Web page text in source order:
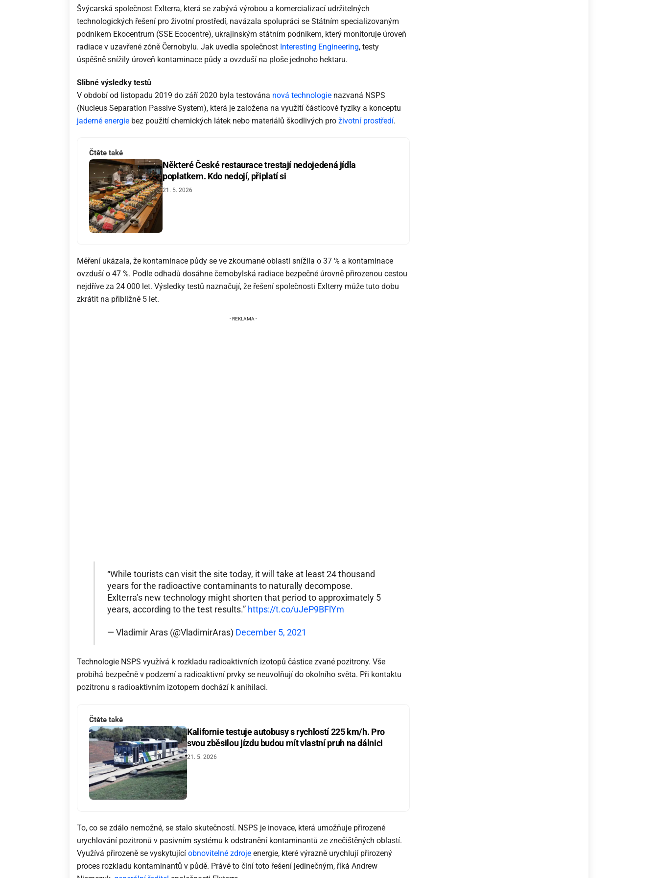
Švýcarská společnost Exlterra, která se zabývá výrobou a komercializací udržitelných
technologických řešení pro životní prostředí, navázala spolupráci se Státním specializovaným
podnikem Ekocentrum (SSE Ecocentre), ukrajinským státním podnikem, který monitoruje úroveň
radiace v uzavřené zóně Černobylu. Jak uvedla společnost Interesting Engineering, testy
úspěšně snížily úroveň kontaminace půdy a ovzduší na ploše jednoho hektaru.
Slibné výsledky testů
V období od listopadu 2019 do září 2020 byla testována nová technologie nazvaná NSPS
(Nucleus Separation Passive System), která je založena na využití částicové fyziky a konceptu
jaderné energie bez použití chemických látek nebo materiálů škodlivých pro životní prostředí.
Čtěte také
Některé České restaurace trestají nedojedená jídla
poplatkem. Kdo nedojí, připlatí si
21. 5. 2026
Měření ukázala, že kontaminace půdy se ve zkoumané oblasti snížila o 37 % a kontaminace
ovzduší o 47 %. Podle odhadů dosáhne černobylská radiace bezpečné úrovně přirozenou cestou
nejdříve za 24 000 let. Výsledky testů naznačují, že řešení společnosti Exlterry může tuto dobu
zkrátit na přibližně 5 let.
“While tourists can visit the site today, it will take at least 24 thousand
years for the radioactive contaminants to naturally decompose.
Exlterra’s new technology might shorten that period to approximately 5
years, according to the test results.” https://t.co/uJeP9BFlYm
— Vladimir Aras (@VladimirAras) December 5, 2021
Technologie NSPS využívá k rozkladu radioaktivních izotopů částice zvané pozitrony. Vše
probíhá bezpečně v podzemí a radioaktivní prvky se neuvolňují do okolního světa. Při kontaktu
pozitronu s radioaktivním izotopem dochází k anihilaci.
Čtěte také
Kalifornie testuje autobusy s rychlostí 225 km/h. Pro
svou zběsilou jízdu budou mít vlastní pruh na dálnici
21. 5. 2026
To, co se zdálo nemožné, se stalo skutečností. NSPS je inovace, která umožňuje přirozené
urychlování pozitronů v pasivním systému k odstranění kontaminantů ze znečištěných oblastí.
Využívá přirozeně se vyskytující obnovitelné zdroje energie, které výrazně urychlují přirozený
proces rozkladu kontaminantů v půdě. Právě to činí toto řešení jedinečným, říká Andrew